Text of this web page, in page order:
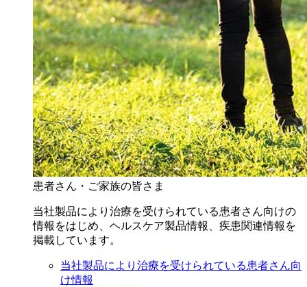
患者さん・ご家族の皆さま
当社製品により治療を受けられている患者さん向けの
情報をはじめ、ヘルスケア製品情報、疾患関連情報を
掲載しています。
当社製品により治療を受けられている患者さん向
け情報